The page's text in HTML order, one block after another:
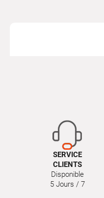
SERVICE
CLIENTS
Disponible
5 Jours / 7